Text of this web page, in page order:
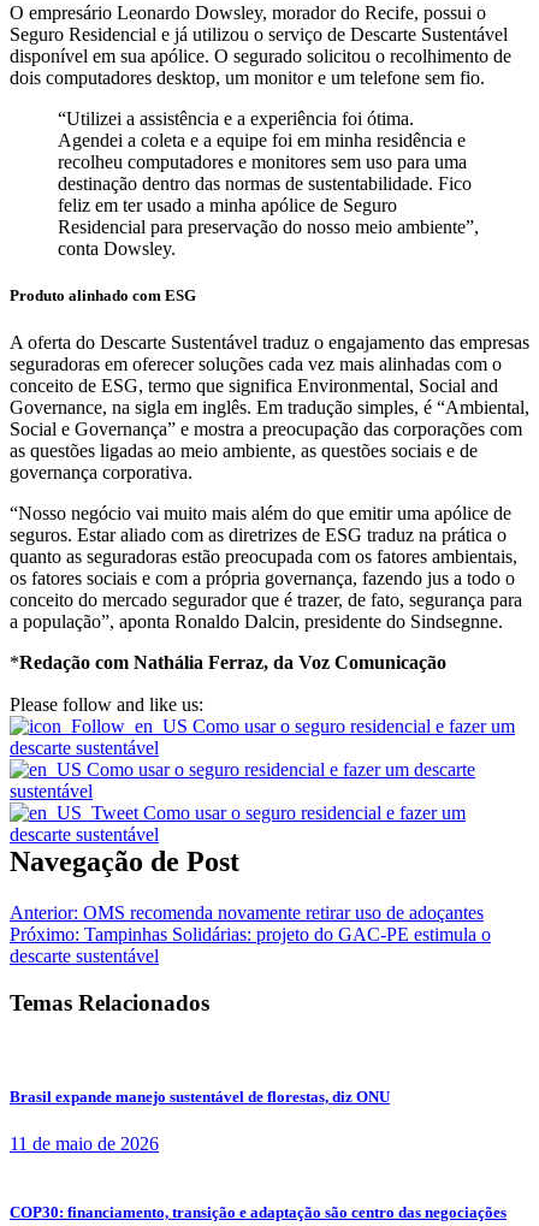
O empresário Leonardo Dowsley, morador do Recife, possui o
Seguro Residencial e já utilizou o serviço de Descarte Sustentável
disponível em sua apólice. O segurado solicitou o recolhimento de
dois computadores desktop, um monitor e um telefone sem fio.
“Utilizei a assistência e a experiência foi ótima.
Agendei a coleta e a equipe foi em minha residência e
recolheu computadores e monitores sem uso para uma
destinação dentro das normas de sustentabilidade. Fico
feliz em ter usado a minha apólice de Seguro
Residencial para preservação do nosso meio ambiente”,
conta Dowsley.
Produto alinhado com ESG
A oferta do Descarte Sustentável traduz o engajamento das empresas
seguradoras em oferecer soluções cada vez mais alinhadas com o
conceito de ESG, termo que significa Environmental, Social and
Governance, na sigla em inglês. Em tradução simples, é “Ambiental,
Social e Governança” e mostra a preocupação das corporações com
as questões ligadas ao meio ambiente, as questões sociais e de
governança corporativa.
“Nosso negócio vai muito mais além do que emitir uma apólice de
seguros. Estar aliado com as diretrizes de ESG traduz na prática o
quanto as seguradoras estão preocupada com os fatores ambientais,
os fatores sociais e com a própria governança, fazendo jus a todo o
conceito do mercado segurador que é trazer, de fato, segurança para
a população”, aponta Ronaldo Dalcin, presidente do Sindsegnne.
*Redação com Nathália Ferraz, da Voz Comunicação
Please follow and like us:
Navegação de Post
Anterior: OMS recomenda novamente retirar uso de adoçantes
Próximo: Tampinhas Solidárias: projeto do GAC-PE estimula o
descarte sustentável
Temas Relacionados
Brasil expande manejo sustentável de florestas, diz ONU
11 de maio de 2026
COP30: financiamento, transição e adaptação são centro das negociações